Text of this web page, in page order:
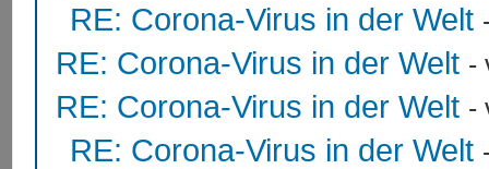
RE: Corona-Virus in der Welt
RE: Corona-Virus in der Welt -
RE: Corona-Virus in der Welt -
RE: Corona-Virus in der Welt